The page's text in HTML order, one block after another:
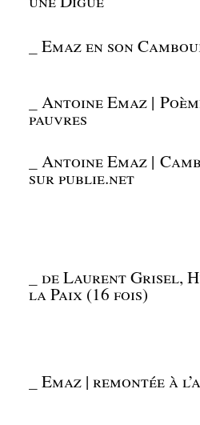
_Emaz en son
_Antoine Emaz |
pauvres
_Antoine Emaz |
sur publie.net
_de Laurent Grisel,
la Paix (16 fois)
_Emaz | remontée à